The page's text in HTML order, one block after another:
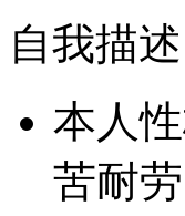
自我描述
本人
苦耐